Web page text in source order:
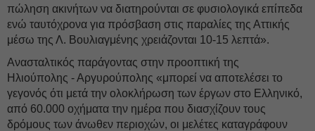
πώληση ακινήτων να διατηρούνται σε φυσιολογικά επίπεδα
ενώ ταυτόχρονα για πρόσβαση στις παραλίες της Αττικής
μέσω της Λ. Βουλιαγμένης χρειάζονται 10-15 λεπτά».
Ανασταλτικός παράγοντας στην προοπτική της
Ηλιούπολης - Αργυρούπολης «μπορεί να αποτελέσει το
γεγονός ότι μετά την ολοκλήρωση των έργων στο Ελληνικό,
από 60.000 οχήματα την ημέρα που διασχίζουν τους
δρόμους των άνωθεν περιοχών, οι μελέτες καταγράφουν